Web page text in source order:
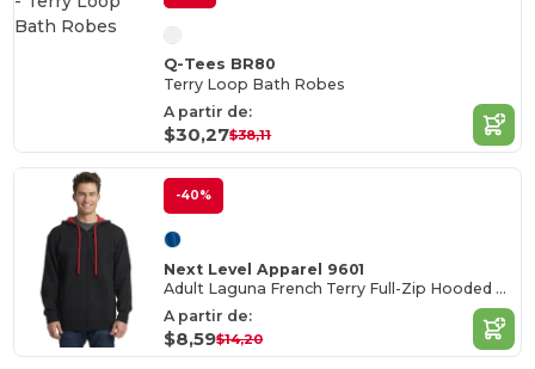
Q-Tees BR80
Terry Loop Bath Robes
A partir de:
$30,27$38,11
-40%
Next Level Apparel 9601
Adult Laguna French Terry Full-Zip Hooded Sweatshirt
A partir de:
$8,59$14,20